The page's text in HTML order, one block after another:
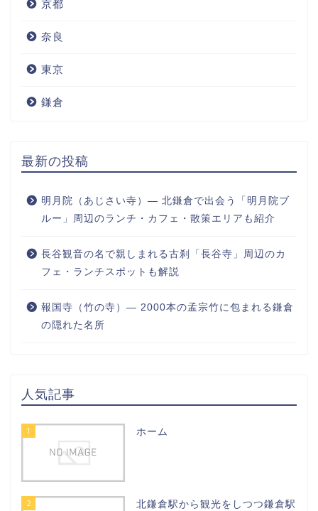
京都
奈良
東京
鎌倉
最新の投稿
明月院（あじさい寺）― 北鎌倉で出会う「明月院ブ
ルー」周辺のランチ・カフェ・散策エリアも紹介
長谷観音の名で親しまれる古刹「長谷寺」周辺のカ
フェ・ランチスポットも解説
報国寺（竹の寺）― 2000本の孟宗竹に包まれる鎌倉
の隠れた名所
人気記事
1 ホーム
2
北鎌倉駅から観光をしつつ鎌倉駅